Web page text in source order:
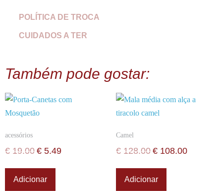
POLÍTICA DE TROCA
CUIDADOS A TER
Também pode gostar:
acessórios
€ 19.00 € 5.49
Adicionar
Camel
€ 128.00 € 108.00
Adicionar